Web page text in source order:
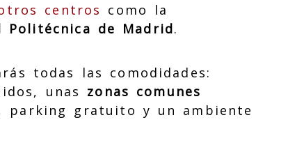
centros como la
Politécnica de Madrid.
todas las comodidades:
unas zonas comunes
parking gratuito y un ambiente